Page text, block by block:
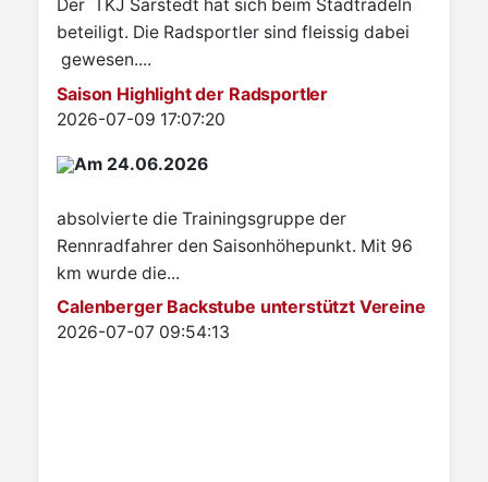
Der TKJ Sarstedt hat sich beim Stadtradeln
beteiligt. Die Radsportler sind fleissig dabei
gewesen....
Saison Highlight der Radsportler
Details
2026-07-09 17:07:20
Am 24.06.2026
absolvierte die Trainingsgruppe der
Rennradfahrer den Saisonhöhepunkt. Mit 96
km wurde die...
Calenberger Backstube unterstützt Vereine
Details
2026-07-07 09:54:13